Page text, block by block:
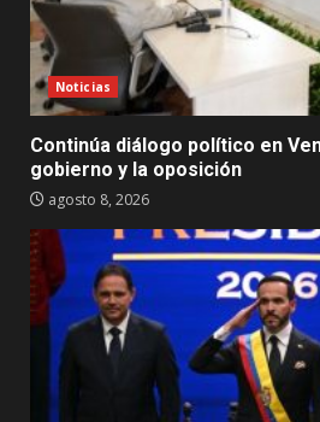
Noticias
Continúa diálogo político en
gobierno y la oposición
agosto 8, 2026